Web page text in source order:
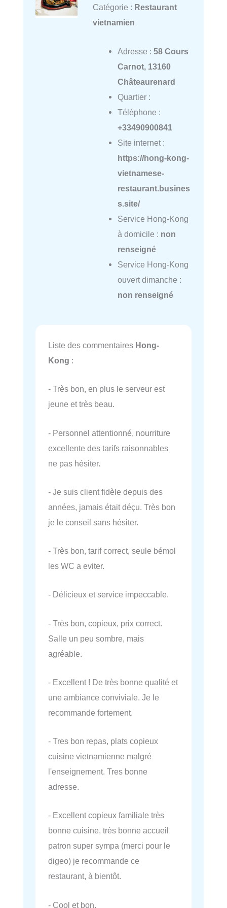
Catégorie : Restaurant
vietnamien
Adresse : 58 Cours
Carnot, 13160
Châteaurenard
Quartier :
Téléphone :
+33490900841
Site internet :
https://hong-kong-
vietnamese-
restaurant.busines
s.site/
Service Hong-Kong
à domicile : non
renseigné
Service Hong-Kong
ouvert dimanche :
non renseigné
Liste des commentaires Hong-
Kong :
- Très bon, en plus le serveur est
jeune et très beau.
- Personnel attentionné, nourriture
excellente des tarifs raisonnables
ne pas hésiter.
- Je suis client fidèle depuis des
années, jamais était déçu. Très bon
je le conseil sans hésiter.
- Très bon, tarif correct, seule bémol
les WC a eviter.
- Délicieux et service impeccable.
- Très bon, copieux, prix correct.
Salle un peu sombre, mais
agréable.
- Excellent ! De très bonne qualité et
une ambiance conviviale. Je le
recommande fortement.
- Tres bon repas, plats copieux
cuisine vietnamienne malgré
l'enseignement. Tres bonne
adresse.
- Excellent copieux familiale très
bonne cuisine, très bonne accueil
patron super sympa (merci pour le
digeo) je recommande ce
restaurant, à bientôt.
- Cool et bon.